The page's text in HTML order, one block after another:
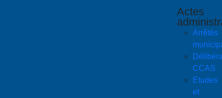
Actes
Arrêtés
CCAS
Etudes
et